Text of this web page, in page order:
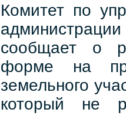
Комитет по
администрации
сообщает о
форме на
земельного
который не